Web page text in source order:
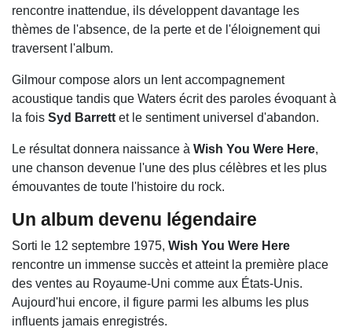
rencontre inattendue, ils développent davantage les
thèmes de l'absence, de la perte et de l'éloignement qui
traversent l'album.
Gilmour compose alors un lent accompagnement
acoustique tandis que Waters écrit des paroles évoquant à
la fois Syd Barrett et le sentiment universel d'abandon.
Le résultat donnera naissance à Wish You Were Here,
une chanson devenue l'une des plus célèbres et les plus
émouvantes de toute l'histoire du rock.
Un album devenu légendaire
Sorti le 12 septembre 1975, Wish You Were Here
rencontre un immense succès et atteint la première place
des ventes au Royaume-Uni comme aux États-Unis.
Aujourd'hui encore, il figure parmi les albums les plus
influents jamais enregistrés.